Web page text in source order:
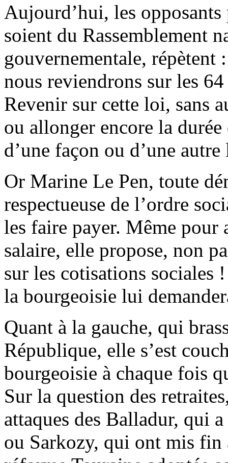
Aujourd’hui, les
soient du Rassemblement
gouvernementale, répètent
nous reviendrons sur les
Revenir sur cette loi, sans
ou allonger encore la
d’une façon ou d’une
Or Marine Le Pen, toute
respectueuse de l’ordre
les faire payer. Même pour
salaire, elle propose, non
sur les cotisations sociales
la bourgeoisie lui
Quant à la gauche, qui
République, elle s’est
bourgeoisie à chaque fois
Sur la question des
attaques des Balladur, qui
ou Sarkozy, qui ont mis fin